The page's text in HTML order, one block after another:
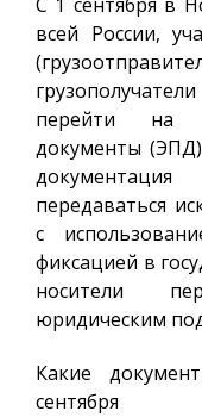
всей России,
перейти на
документы
передаваться
с
фиксацией в
носители
юридическим
Какие
сентября